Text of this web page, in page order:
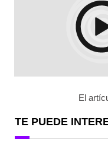
El
TE PUEDE